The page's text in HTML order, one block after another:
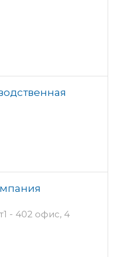
- 402 офис, 4